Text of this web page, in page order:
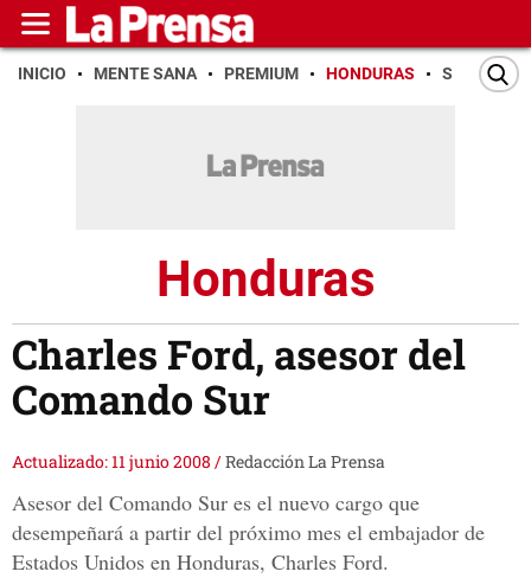
INICIO MENTE SANA PREMIUM HONDURAS SAN PEDRO
Honduras
Charles Ford, asesor del
Comando Sur
Actualizado: 11 junio 2008 /Redacción La Prensa
Asesor del Comando Sur es el nuevo cargo que
desempeñará a partir del próximo mes el embajador de
Estados Unidos en Honduras, Charles Ford.